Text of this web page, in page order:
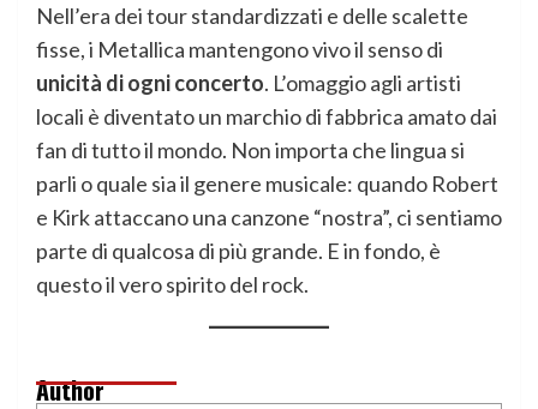
Nell’era dei tour standardizzati e delle scalette
fisse, i Metallica mantengono vivo il senso di
unicità di ogni concerto. L’omaggio agli artisti
locali è diventato un marchio di fabbrica amato dai
fan di tutto il mondo. Non importa che lingua si
parli o quale sia il genere musicale: quando Robert
e Kirk attaccano una canzone “nostra”, ci sentiamo
parte di qualcosa di più grande. E in fondo, è
questo il vero spirito del rock.
Author